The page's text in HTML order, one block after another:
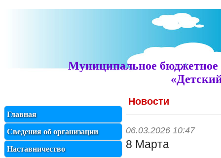
Муниципальное бюджетное
Главная
Сведения об организации
Наставничество
Новости
06.03.2026 10:47
8 Марта